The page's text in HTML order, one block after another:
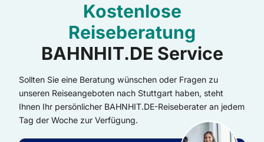
Kostenlose
Reiseberatung
BAHNHIT.DE Service
Sollten Sie eine Beratung wünschen oder Fragen zu
unseren Reiseangeboten nach Stuttgart haben, steht
Ihnen Ihr persönlicher BAHNHIT.DE-Reiseberater an jedem
Tag der Woche zur Verfügung.